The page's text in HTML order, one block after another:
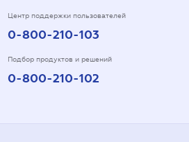
Центр поддержки пользователей
0-800-210-103
Подбор продуктов и решений
0-800-210-102